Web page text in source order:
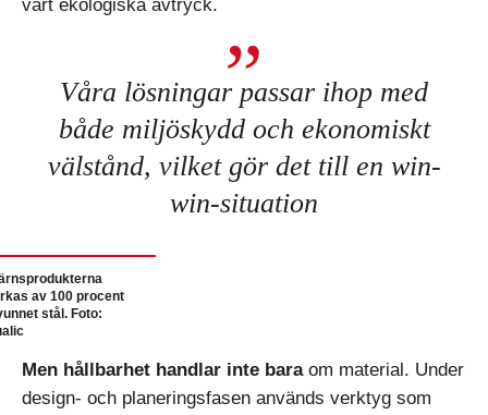
vårt ekologiska avtryck.
Våra lösningar passar ihop med
både miljöskydd och ekonomiskt
välstånd, vilket gör det till en win-
win-situation
av 100 procent
stål. Foto:
Men hållbarhet handlar inte baraom material. Under
design- och planeringsfasen används verktyg som